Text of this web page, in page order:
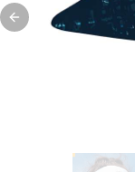
Previous slide